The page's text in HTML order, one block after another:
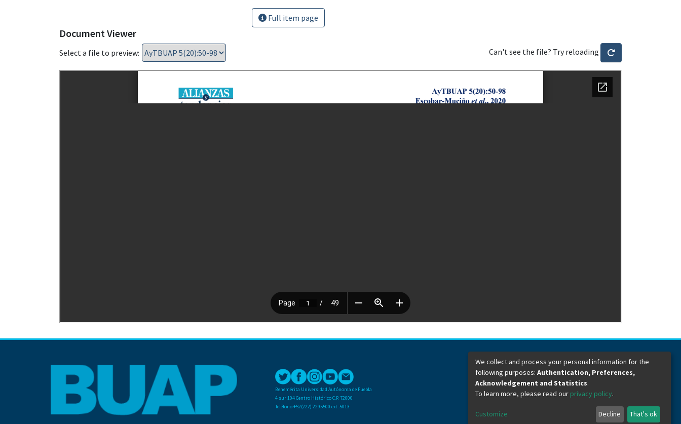
Full item page
Document Viewer
Select a file to preview: Can't see the file? Try reloading
Benemérita Universidad Autónoma de Puebla
4 sur 104 Centro Histórico C.P. 72000
Teléfono +52(222) 2295500 ext. 5013
Dirección General de Bibliotecas
Boulevard Valsequillo y Av. de las Torres
Ciudad Universitaria. Col. San Manuel
C.P. 72570
We collect and process your personal information for the
following purposes: Authentication, Preferences,
Acknowledgement and Statistics.
To learn more, please read our privacy policy.
Customize Decline That's ok